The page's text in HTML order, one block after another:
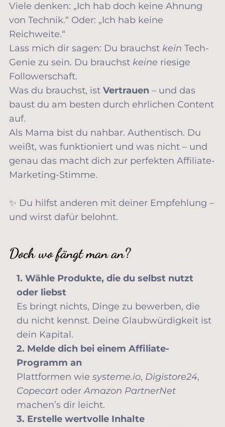
Viele denken: „Ich hab doch keine Ahnung
von Technik.“ Oder: „Ich hab keine
Reichweite.“
Lass mich dir sagen: Du brauchst kein Tech-
Genie zu sein. Du brauchst keine riesige
Followerschaft.
Was du brauchst, ist Vertrauen – und das
baust du am besten durch ehrlichen Content
auf.
Als Mama bist du nahbar. Authentisch. Du
weißt, was funktioniert und was nicht – und
genau das macht dich zur perfekten Affiliate-
Marketing-Stimme.
✨ Du hilfst anderen mit deiner Empfehlung –
und wirst dafür belohnt.
Doch wo fängt man an?
1. Wähle Produkte, die du selbst nutzt
oder liebst
Es bringt nichts, Dinge zu bewerben, die
du nicht kennst. Deine Glaubwürdigkeit ist
dein Kapital.
2. Melde dich bei einem Affiliate-
Programm an
Plattformen wie systeme.io, Digistore24,
Copecart oderAmazon PartnerNet
machen’s dir leicht.
3. Erstelle wertvolle Inhalte